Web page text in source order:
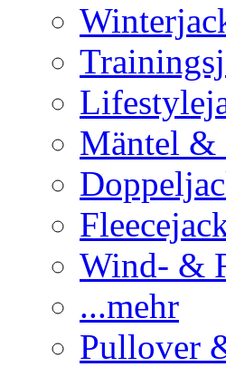
Mäntel &
Wind- &
...mehr
Pullover